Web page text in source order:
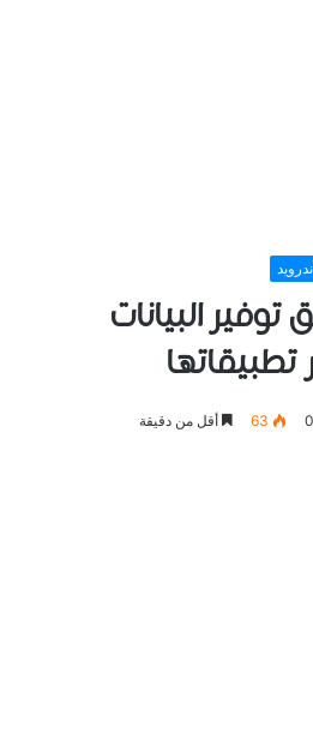
ﺍﻟﺒﻴﺎﻧﺎﺕ
0
63 أقل من دقيقة